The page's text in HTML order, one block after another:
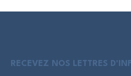
RECEVEZ NOS LETTRES